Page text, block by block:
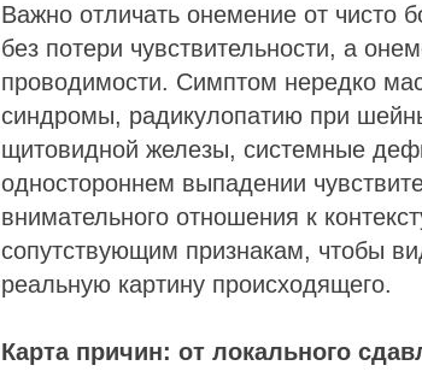
Важно отличать онемение от чисто
без потери чувствительности, а
проводимости. Симптом нередко
синдромы, радикулопатию при
щитовидной железы, системные
одностороннем выпадении
внимательного отношения к
сопутствующим признакам, чтобы
реальную картину происходящего.
Карта причин: от локального